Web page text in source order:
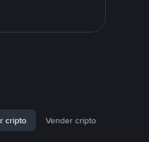
cripto Vender cripto